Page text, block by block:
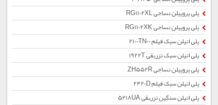
پلی پروپیلن نساجی RG1102XL
پلی پروپیلن نساجی RG1102XK
پلی اتیلن سبک فیلم 2100TN00
پلی اتیلن سبک تزریقی 1922T
پلی پروپیلن نساجی ZH552R
پلی اتیلن سبک فیلم 2420D
پلی اتیلن سنگین تزریقی 5218UA